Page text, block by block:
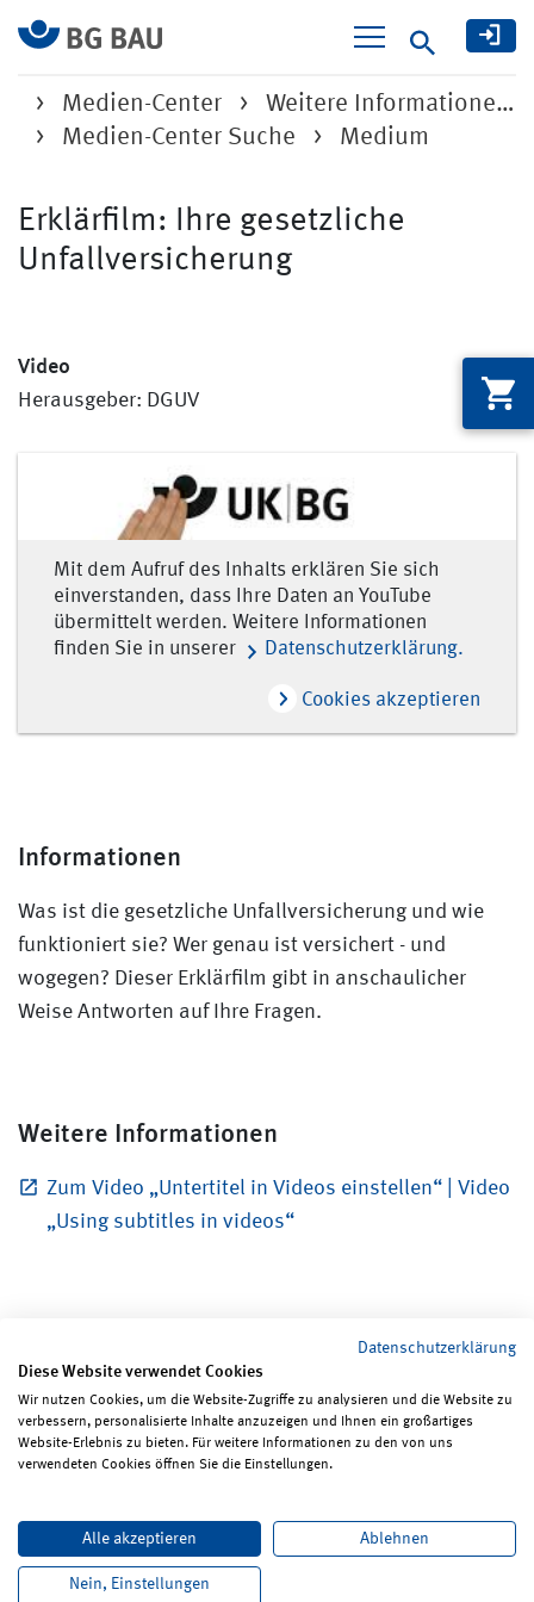
Suche
Medien-Center
Weitere Informatione…
Medien-Center Suche
Medium
Erklärfilm: Ihre gesetzliche
Unfallversicherung
Video
Herausgeber: DGUV
Mit dem Aufruf des Inhalts erklären Sie sich
einverstanden, dass Ihre Daten an YouTube
übermittelt werden. Weitere Informationen
finden Sie in unserer
Datenschutzerklärung.
Cookies akzeptieren
Informationen
Was ist die gesetzliche Unfallversicherung und wie
funktioniert sie? Wer genau ist versichert - und
wogegen? Dieser Erklärfilm gibt in anschaulicher
Weise Antworten auf Ihre Fragen.
Weitere Informationen
Zum Video „Untertitel in Videos einstellen“ | Video
„Using subtitles in videos“
Seite teilen Seite drucken
Erklärung zur Barrierefreiheit
ReadSpeaker
Bildrechte
Karriere
Newsletter Kontakt
Datenschutzerklärung
Diese Website verwendet Cookies
Wir nutzen Cookies, um die Website-Zugriffe zu analysieren und die Website zu
verbessern, personalisierte Inhalte anzuzeigen und Ihnen ein großartiges
Website-Erlebnis zu bieten. Für weitere Informationen zu den von uns
verwendeten Cookies öffnen Sie die Einstellungen.
Alle akzeptieren Ablehnen
Nein, Einstellungen